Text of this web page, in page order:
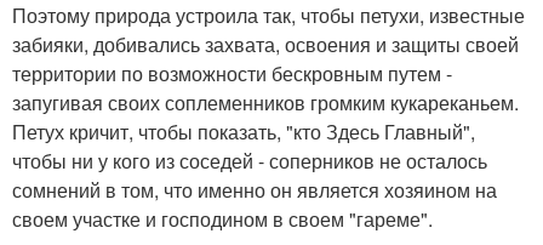
Поэтому природа устроила так, чтобы петухи, известные
забияки, добивались захвата, освоения и защиты своей
территории по возможности бескровным путем -
запугивая своих соплеменников громким кукареканьем.
Петух кричит, чтобы показать, "кто Здесь Главный",
чтобы ни у кого из соседей - соперников не осталось
сомнений в том, что именно он является хозяином на
своем участке и господином в своем "гареме".